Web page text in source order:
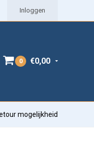
Inloggen
0 €0,00
mogelijkheid